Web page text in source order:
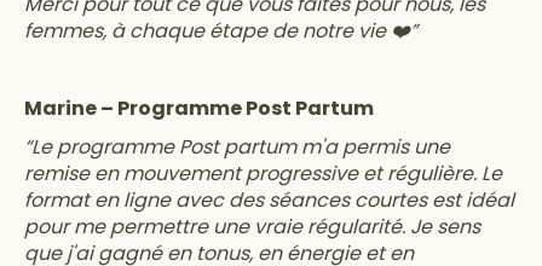
femmes, à chaque étape de notre vie ❤️”
Marine – Programme Post Partum
“Le programme Post partum m'a permis une
remise en mouvement progressive et régulière. Le
format en ligne avec des séances courtes est idéal
pour me permettre une vraie régularité. Je sens
que j'ai gagné en tonus, en énergie et en